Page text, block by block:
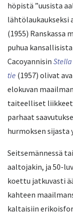
höpistä ”uusista
lähtölaukaukseksi
(1955) Ranskassa
puhua
Cacoyannisin Stella
tie (1957) olivat
elokuvan
taiteelliset
parhaat
hurmoksen
Seitsemännessä
aaltojakin, ja 50-
koettu jatkuvasti
kahteen
kaltaisiin